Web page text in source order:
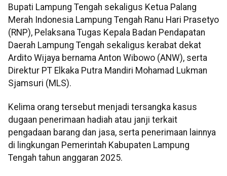
Bupati Lampung Tengah sekaligus Ketua Palang
Merah Indonesia Lampung Tengah Ranu Hari Prasetyo
(RNP), Pelaksana Tugas Kepala Badan Pendapatan
Daerah Lampung Tengah sekaligus kerabat dekat
Ardito Wijaya bernama Anton Wibowo (ANW), serta
Direktur PT Elkaka Putra Mandiri Mohamad Lukman
Sjamsuri (MLS).
Kelima orang tersebut menjadi tersangka kasus
dugaan penerimaan hadiah atau janji terkait
pengadaan barang dan jasa, serta penerimaan lainnya
di lingkungan Pemerintah Kabupaten Lampung
Tengah tahun anggaran 2025.